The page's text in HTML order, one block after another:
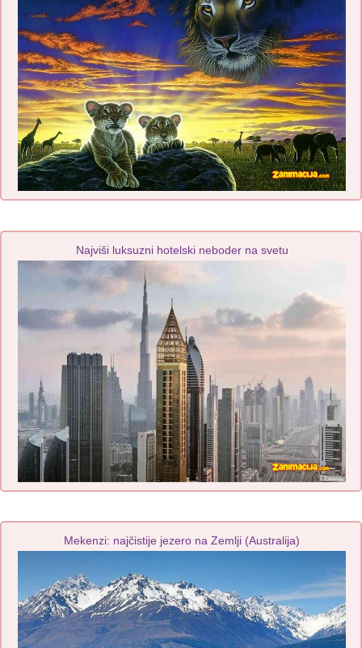
Najviši luksuzni hotelski neboder na svetu
Mekenzi: najčistije jezero na Zemlji (Australija)